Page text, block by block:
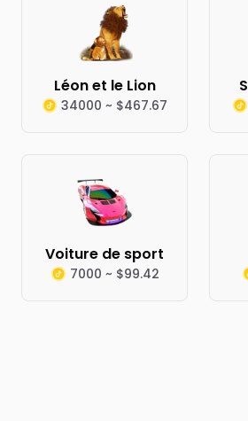
Léon et le Lion
34000 ~ $467.67
Voiture de sport
7000 ~ $99.42